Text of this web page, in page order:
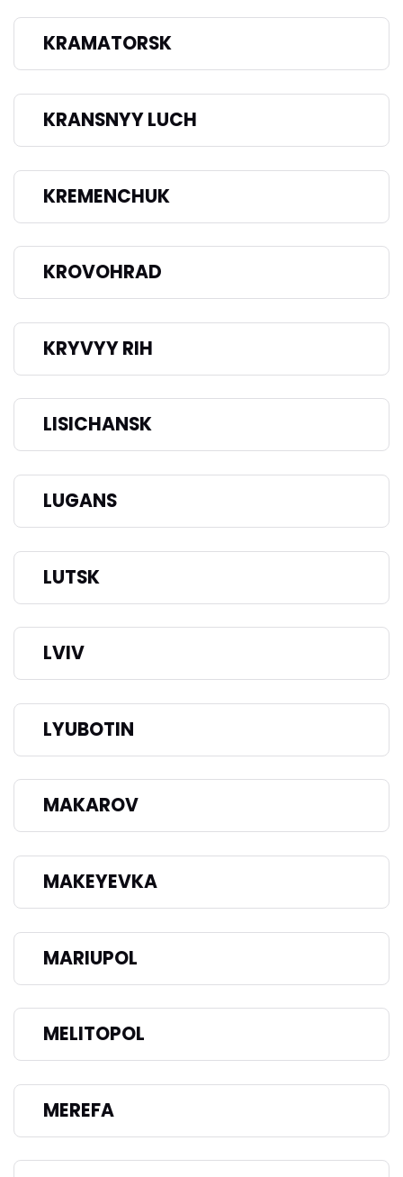
KRAMATORSK
KRANSNYY LUCH
KREMENCHUK
KROVOHRAD
KRYVYY RIH
LISICHANSK
LUGANS
LUTSK
LVIV
LYUBOTIN
MAKAROV
MAKEYEVKA
MARIUPOL
MELITOPOL
MEREFA